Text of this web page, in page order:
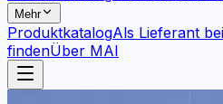
Mehr
ProduktkatalogAls Lieferant
findenÜber MAI